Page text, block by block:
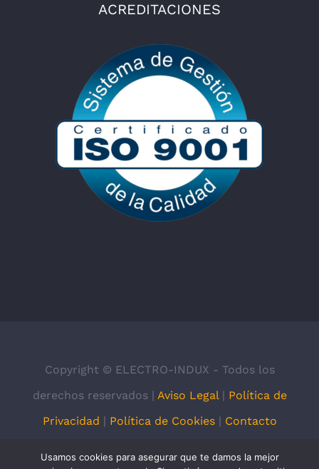
ACREDITACIONES
Copyright © ELECTRO-INDUX - Todos los
derechos reservados | Aviso Legal| Política de
Privacidad
Política de Cookies| Contacto
Usamos cookies para asegurar que te damos la mejor